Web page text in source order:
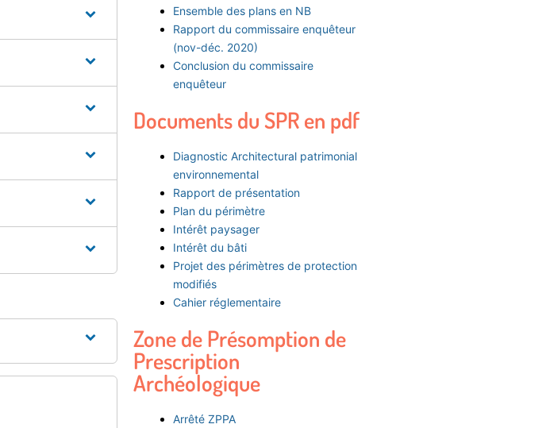
Ensemble des plans en NB
Rapport du commissaire enquêteur
(nov-déc. 2020)
Conclusion du commissaire
enquêteur
Documents du SPR en pdf
Diagnostic Architectural patrimonial
environnemental
Rapport de présentation
Plan du périmètre
Intérêt paysager
Intérêt du bâti
Projet des périmètres de protection
modifiés
Cahier réglementaire
Zone de Présomption de
Prescription
Archéologique
Arrêté ZPPA